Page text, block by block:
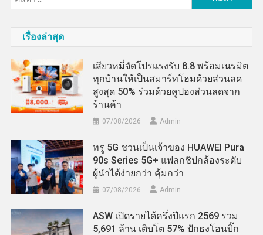
สำหรับ:
เรื่องล่าสุด
เสียวหมี่จัดโปรแรงรับ 8.8 พร้อมเนรมิต
ทุกบ้านให้เป็นสมาร์ทโฮมด้วยส่วนลด
สูงสุด 50% ร่วมด้วยคูปองส่วนลดจาก
ร้านค้า
07/08/2026 Admin
ทรู 5G ชวนเป็นเจ้าของ HUAWEI Pura
90s Series 5G+ แฟลกชิปกล้องระดับ
ผู้นำได้ง่ายกว่า คุ้มกว่า
07/08/2026 Admin
ASW เปิดรายได้ครึ่งปีแรก 2569 รวม
5,691 ล้าน เติบโต 57% ปักธงโอนบิ๊ก